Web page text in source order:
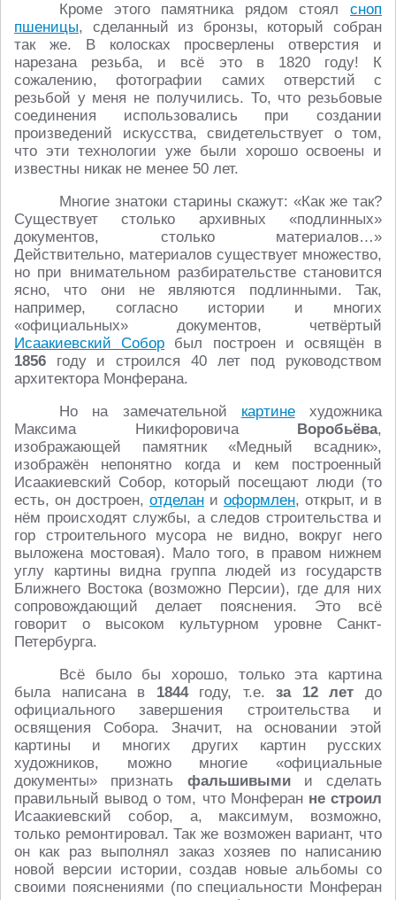
Кроме этого памятника рядом стоял сноп
пшеницы, сделанный из бронзы, который собран
так же. В колосках просверлены отверстия и
нарезана резьба, и всё это в 1820 году! К
сожалению, фотографии самих отверстий с
резьбой у меня не получились. То, что резьбовые
соединения использовались при создании
произведений искусства, свидетельствует о том,
что эти технологии уже были хорошо освоены и
известны никак не менее 50 лет.
Многие знатоки старины скажут: «Как же так?
Существует столько архивных «подлинных»
документов, столько материалов…»
Действительно, материалов существует множество,
но при внимательном разбирательстве становится
ясно, что они не являются подлинными. Так,
например, согласно истории и многих
«официальных» документов, четвёртый
Исаакиевский Собор был построен и освящён в
1856 году и строился 40 лет под руководством
архитектора Монферана.
Но на замечательной картинехудожника
Максима Никифоровича Воробьёва,
изображающей памятник «Медный всадник»,
изображён непонятно когда и кем построенный
Исаакиевский Собор, который посещают люди (то
есть, он достроен, отделан и оформлен, открыт, и в
нём происходят службы, а следов строительства и
гор строительного мусора не видно, вокруг него
выложена мостовая). Мало того, в правом нижнем
углу картины видна группа людей из государств
Ближнего Востока (возможно Персии), где для них
сопровождающий делает пояснения. Это всё
говорит о высоком культурном уровне Санкт-
Петербурга.
Всё было бы хорошо, только эта картина
была написана в 1844году, т.е.за 12 лет до
официального завершения строительства и
освящения Собора. Значит, на основании этой
картины и многих других картин русских
художников, можно многие «официальные
документы» признать фальшивымии сделать
правильный вывод о том, что Монферан не строил
Исаакиевский собор, а, максимум, возможно,
только ремонтировал. Так же возможен вариант, что
он как раз выполнял заказ хозяев по написанию
новой версии истории, создав новые альбомы со
своими пояснениями (по специальности Монферан